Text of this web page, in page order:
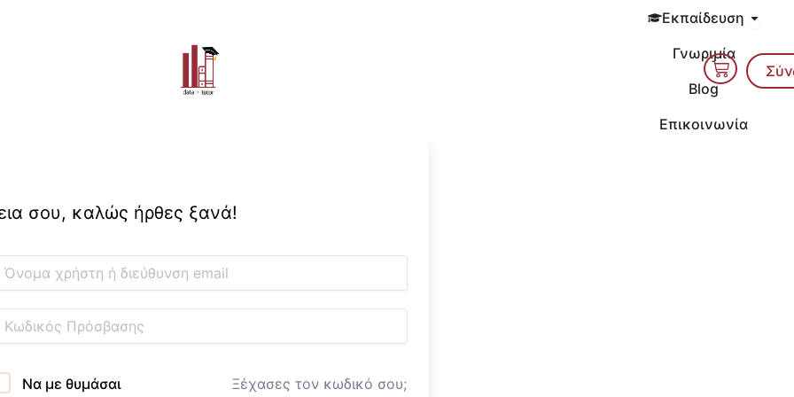
Εκπαίδευση Open
Γνωριμία
Blog
Επικοινωνία
Cart
σου, καλώς ήρθες ξανά!
Να με θυμάσαι Ξέχασες τον κωδικό σου;